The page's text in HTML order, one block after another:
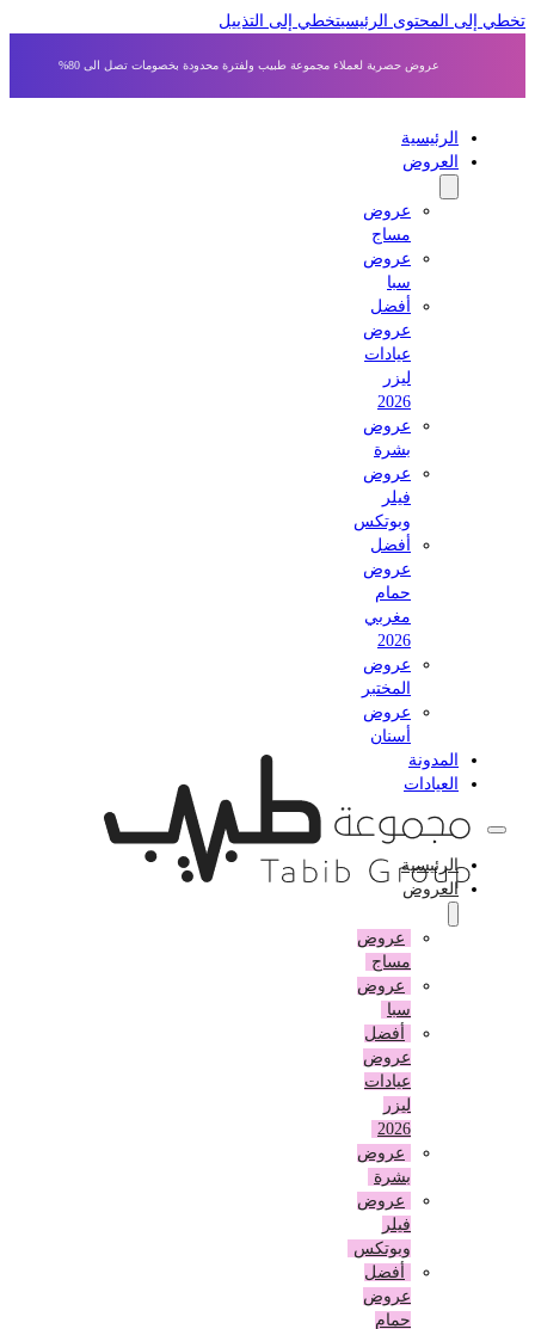
إلى المحتوى الرئيسي تخطي إلى التذييل
عروض حصرية لعملاء مجموعة طبيب ولفترة محدودة بخصومات تصل الى 80%
الرئيسية
العروض
عروض
مساج
عروض
أفضل
عروض
عيادات
2026
عروض
بشرة
عروض
وبوتكس
أفضل
عروض
حمام
مغربي
2026
عروض
المختبر
عروض
أسنان
المدونة
العيادات
الرئيسية
العروض
عروض
مساج
عروض
أفضل
عروض
عيادات
2026
عروض
بشرة
عروض
وبوتكس
أفضل
عروض
حمام